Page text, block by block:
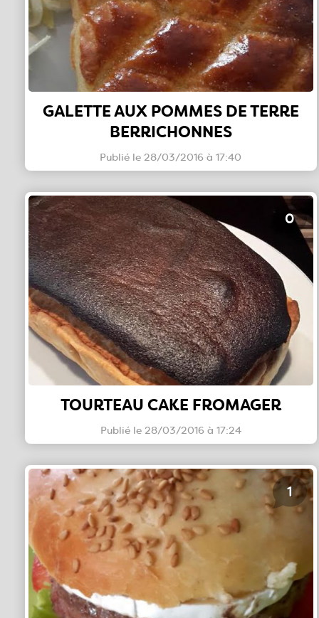
GALETTE AUX POMMES DE TERRE
BERRICHONNES
Publié le 28/03/2016 à 17:40
TOURTEAU CAKE FROMAGER
Publié le 28/03/2016 à 17:24
0
1